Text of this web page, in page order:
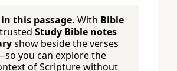
in this passage. With Bible
Study Bible notes
show beside the verses
you can explore the
of Scripture without